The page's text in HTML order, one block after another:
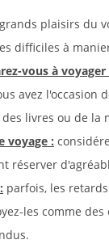
plaisirs du
difficiles à
vous à
avez l'occasion
livres ou de
voyage :
réserver
parfois, les
les comme